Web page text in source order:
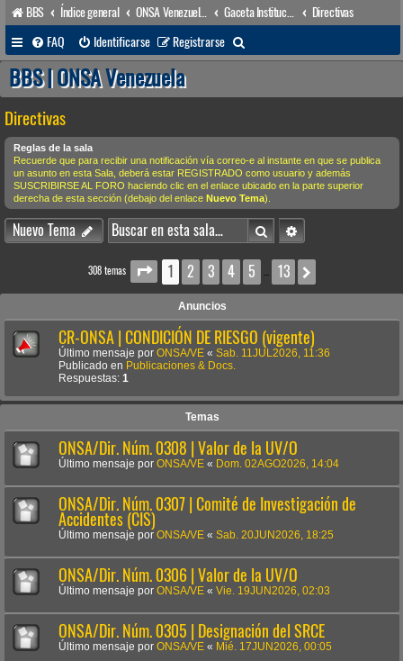
BBS Índice general ONSA Venezuela (acceso público)
Directivas
FAQ
Identificarse Registrarse
u
a
r
BBS | ONSA Venezuela
Directivas
Reglas de la sala
Recuerde que para recibir una notificación vía correo-e al instante en que se publica
un asunto en esta Sala, deberá estar REGISTRADO como usuario y además
SUSCRIBIRSE AL FORO haciendo clic en el enlace ubicado en la parte superior
derecha de esta sección (debajo del enlace Nuevo Tema).
Nuevo Tema BuscarBúsqueda avanzada
308 temas Página1 de 13
1 2 3 4 5 … 13
Anuncios
CR-ONSA | CONDICIÓN DE RIESGO (vigente)
Último mensaje por ONSA/VE « Sab. 11JUL2026, 11:36
Publicado en Publicaciones & Docs.
Respuestas: 1
Temas
ONSA/Dir. Núm. 0308 | Valor de la UV/O
Último mensaje por ONSA/VE « Dom. 02AGO2026, 14:04
ONSA/Dir. Núm. 0307 | Comité de Investigación de
Accidentes (CIS)
Último mensaje por ONSA/VE « Sab. 20JUN2026, 18:25
ONSA/Dir. Núm. 0306 | Valor de la UV/O
Último mensaje por ONSA/VE « Vie. 19JUN2026, 02:03
ONSA/Dir. Núm. 0305 | Designación del SRCE
Último mensaje por ONSA/VE « Mié. 17JUN2026, 00:05